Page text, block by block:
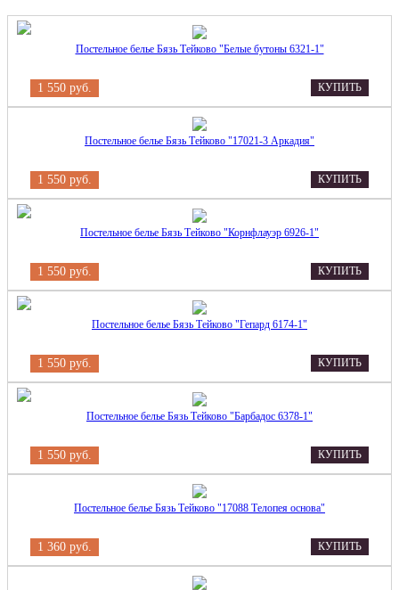
Постельное белье Бязь Тейково "Белые бутоны 6321-1"
1 550 руб. КУПИТЬ
Постельное белье Бязь Тейково "17021-3 Аркадия"
1 550 руб. КУПИТЬ
Постельное белье Бязь Тейково "Корнфлауэр 6926-1"
1 550 руб. КУПИТЬ
Постельное белье Бязь Тейково "Гепард 6174-1"
1 550 руб. КУПИТЬ
Постельное белье Бязь Тейково "Барбадос 6378-1"
1 550 руб. КУПИТЬ
Постельное белье Бязь Тейково "17088 Телопея основа"
1 360 руб. КУПИТЬ